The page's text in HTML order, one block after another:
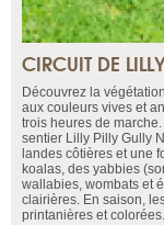
CIRCUIT DE
Découvrez la
aux couleurs vives et
trois heures de
sentier Lilly Pilly Gully
landes côtières et une
koalas, des yabbies
wallabies, wombats et
clairières. En saison,
printanières et colorées.